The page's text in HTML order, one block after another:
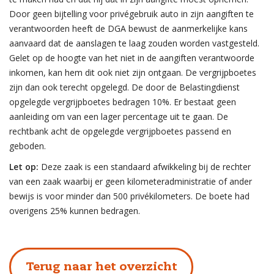
Door geen bijtelling voor privégebruik auto in zijn aangiften te
verantwoorden heeft de DGA bewust de aanmerkelijke kans
aanvaard dat de aanslagen te laag zouden worden vastgesteld.
Gelet op de hoogte van het niet in de aangiften verantwoorde
inkomen, kan hem dit ook niet zijn ontgaan. De vergrijpboetes
zijn dan ook terecht opgelegd. De door de Belastingdienst
opgelegde vergrijpboetes bedragen 10%. Er bestaat geen
aanleiding om van een lager percentage uit te gaan. De
rechtbank acht de opgelegde vergrijpboetes passend en
geboden.
Let op: Deze zaak is een standaard afwikkeling bij de rechter
van een zaak waarbij er geen kilometeradministratie of ander
bewijs is voor minder dan 500 privékilometers. De boete had
overigens 25% kunnen bedragen.
Terug naar het overzicht